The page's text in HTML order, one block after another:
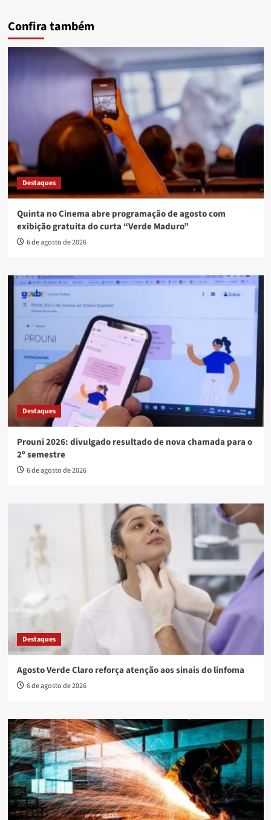
Confira também
Destaques
Quinta no Cinema abre programação de agosto com
exibição gratuita do curta “Verde Maduro”
6 de agosto de 2026
Destaques
Prouni 2026: divulgado resultado de nova chamada para o
2º semestre
6 de agosto de 2026
Destaques
Agosto Verde Claro reforça atenção aos sinais do linfoma
6 de agosto de 2026